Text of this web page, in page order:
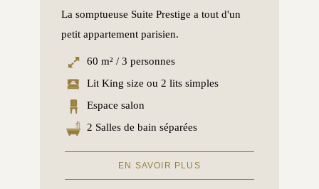
La somptueuse Suite Prestige a tout d'un
petit appartement parisien.
60 m² / 3 personnes
Lit King size ou 2 lits simples
Espace salon
2 Salles de bain séparées
EN SAVOIR PLUS